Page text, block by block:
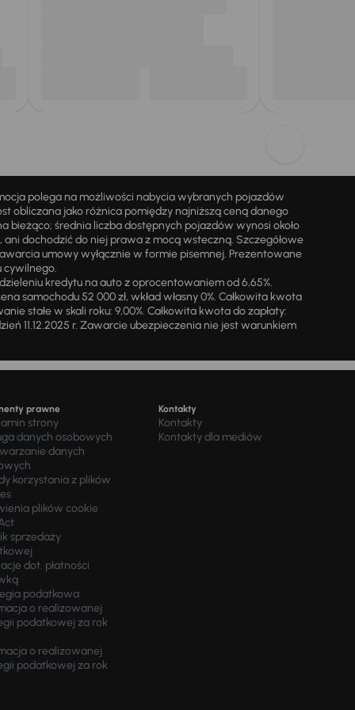
polega na możliwości nabycia wybranych pojazdów
obliczana jako różnica pomiędzy najniższą ceną danego
bieżąco; średnia liczba dostępnych pojazdów wynosi około
dochodzić do niej prawa z mocą wsteczną. Szczegółowe
umowy wyłącznie w formie pisemnej. Prezentowane
cywilnego.
kredytu na auto z oprocentowaniem od 6,65%.
samochodu 52 000 zł, wkład własny 0%. Całkowita kwota
stałe w skali roku: 9,00%. Całkowita kwota do zapłaty:
11.12.2025 r. Zawarcie ubezpieczenia nie jest warunkiem
prawne
strony
danych osobowych
danych
korzystania z plików
plików cookie
sprzedaży
dot. płatności
podatkowa
o realizowanej
podatkowej za rok
o realizowanej
podatkowej za rok
Kontakty
Kontakty
Kontakty dla mediów